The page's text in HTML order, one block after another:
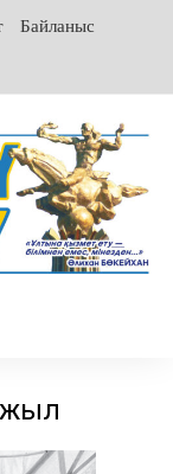
Байланыс
жыл